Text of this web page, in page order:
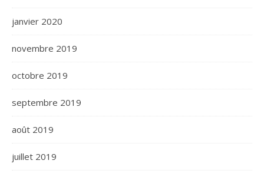
janvier 2020
novembre 2019
octobre 2019
septembre 2019
août 2019
juillet 2019